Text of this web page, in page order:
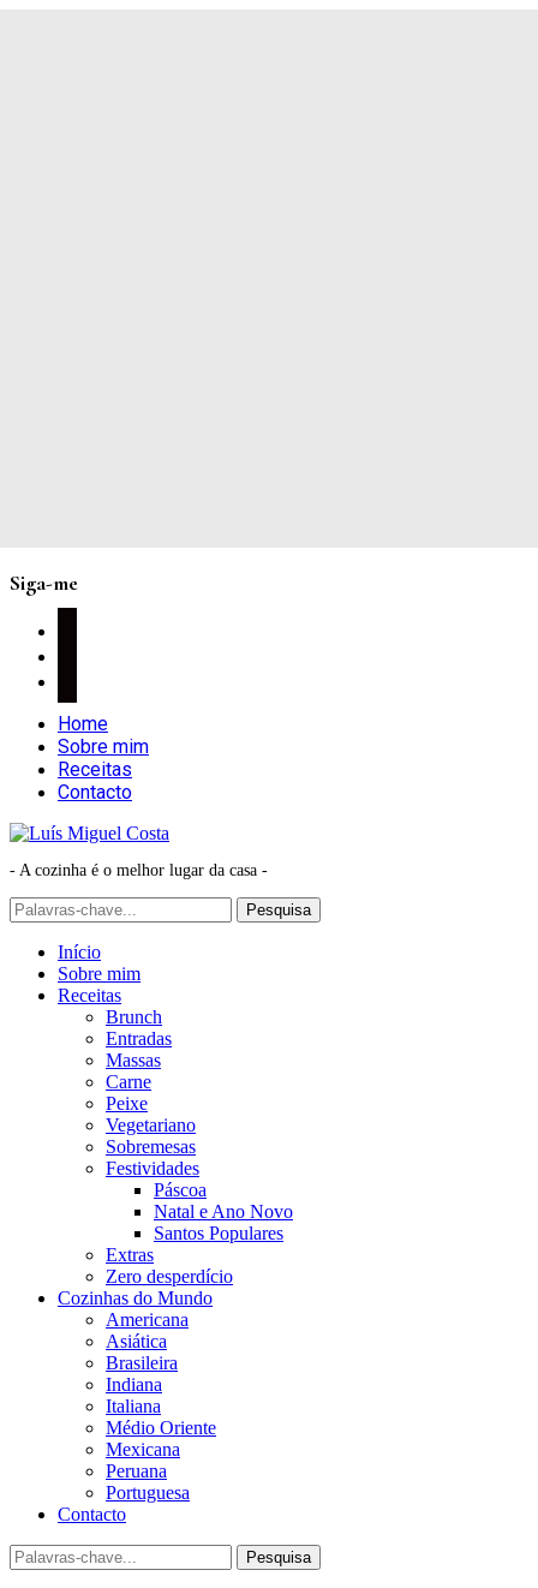
Siga-me
Home
Sobre mim
Receitas
Contacto
- A cozinha é o melhor lugar da casa -
Início
Sobre mim
Receitas
Brunch
Entradas
Massas
Carne
Peixe
Vegetariano
Sobremesas
Festividades
Páscoa
Natal e Ano Novo
Santos Populares
Extras
Zero desperdício
Cozinhas do Mundo
Americana
Asiática
Brasileira
Indiana
Italiana
Médio Oriente
Mexicana
Peruana
Portuguesa
Contacto